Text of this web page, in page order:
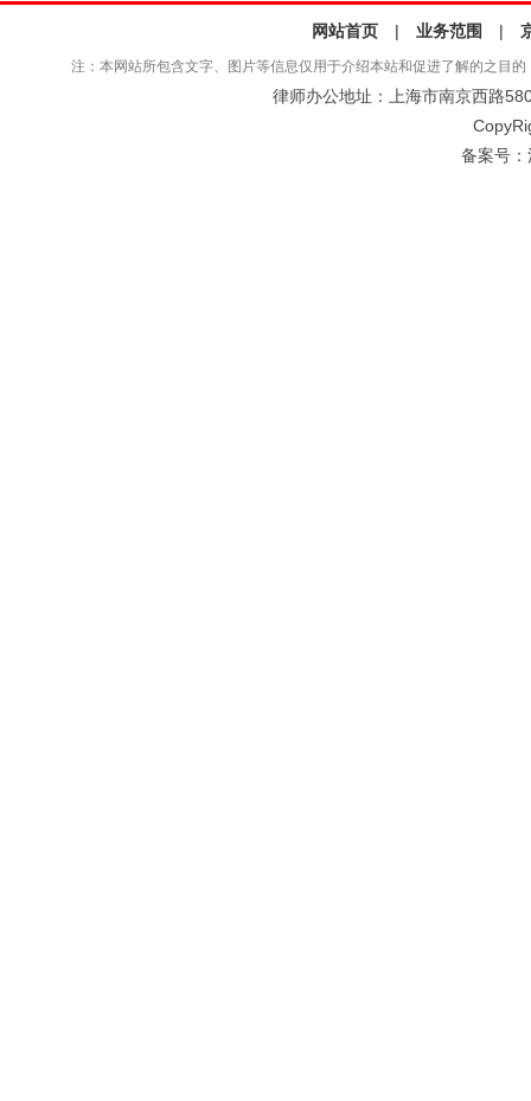
网站首页 | 业务范围 |
注：本网站所包含文字、图片等信息仅用于介绍本站和促进了解的之目
律师办公地址：上海市南京西路
备案号：